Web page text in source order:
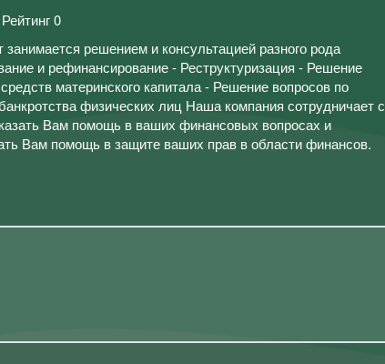
0
решением и консультацией разного рода
и рефинансирование - Реструктуризация - Решение
материнского капитала - Решение вопросов по
физических лиц Наша компания сотрудничает с
Вам помощь в ваших финансовых вопросах и
Вам помощь в защите ваших прав в области финансов.